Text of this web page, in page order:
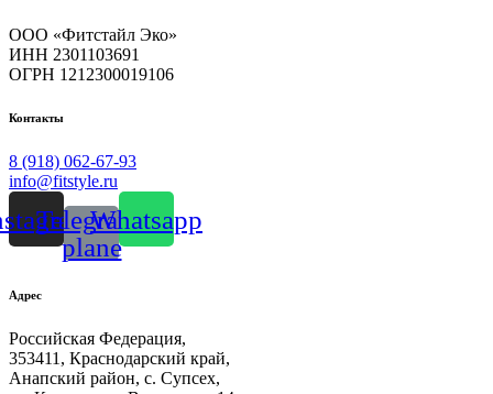
ассортименте
quantity
ООО «Фитстайл Эко»
ИНН 2301103691
ОГРН 1212300019106
Контакты
8 (918) 062-67-93
info@fitstyle.ru
Telegram-
plane
Whatsapp
Адрес
Российская Федерация,
353411, Краснодарский край,
Анапский район, с. Супсех,